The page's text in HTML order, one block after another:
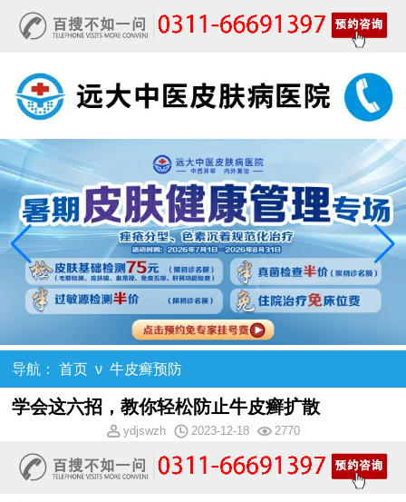
导航： 首页 ν牛皮癣预防
学会这六招，教你轻松防止牛皮癣扩散
ydjswzh 2023-12-18 2770